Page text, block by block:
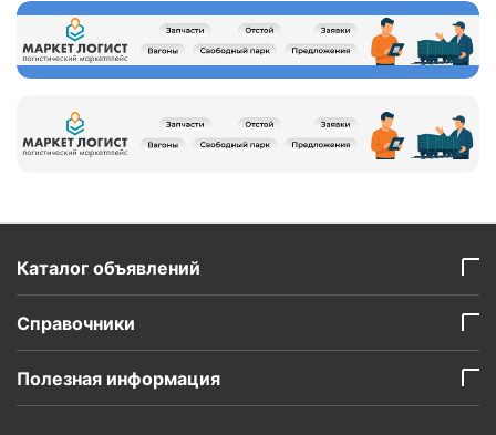
Каталог объявлений
Справочники
Полезная информация